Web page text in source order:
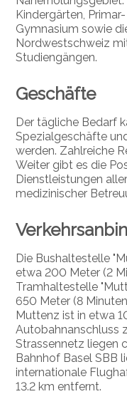
Kindergärten,
Gymnasium sowie
Nordwestschweiz
Studiengängen.
Geschäfte
Der tägliche Bedarf
Spezialgeschäfte
werden. Zahlreiche
Weiter gibt es die
Dienstleistungen
medizinischer
Die Bushaltestelle
etwa 200 Meter (2
Tramhaltestelle
650 Meter (8
Muttenz ist in etwa
Autobahnanschluss
Strassennetz liegen
Bahnhof Basel SBB
internationale
13.2 km entfernt.